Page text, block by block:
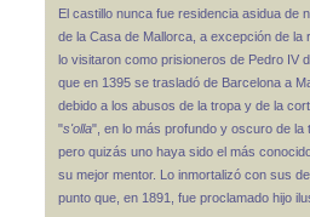
El castillo nunca fue residencia asidua de
de la Casa de Mallorca, a excepción de
lo visitaron como prisioneros de Pedro IV
que en 1395 se trasladó de Barcelona a
debido a los abusos de la tropa y de la
"s'olla", en lo más profundo y oscuro de la
pero quizás uno haya sido el más
su mejor mentor. Lo inmortalizó con sus
punto que, en 1891, fue proclamado hijo